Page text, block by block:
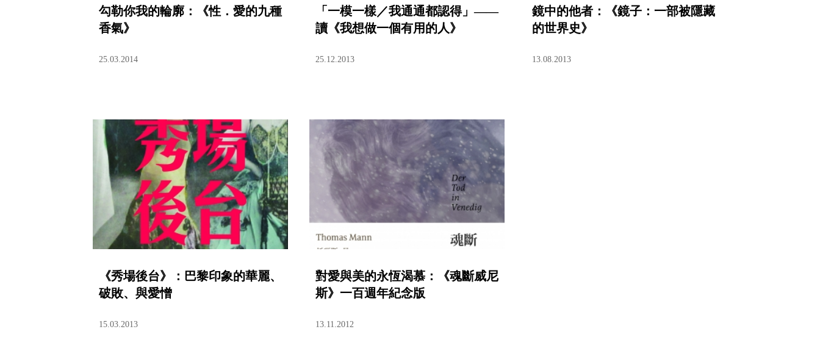
勾勒你我的輪廓：《性．愛的九種
香氣》
25.03.2014
「一模一樣／我通通都認得」——
讀《我想做一個有用的人》
25.12.2013
鏡中的他者：《鏡子：一部被隱藏
的世界史》
13.08.2013
《秀場後台》：巴黎印象的華麗、
破敗、與愛憎
15.03.2013
對愛與美的永恆渴慕：《魂斷威尼
斯》一百週年紀念版
13.11.2012